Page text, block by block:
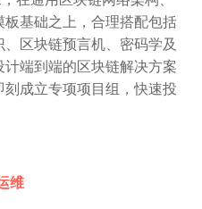
板基础之上，合理搭配包括
区块链预言机、密码学及
端到端的区块链解决方案
成立专项项目组，快速投
维